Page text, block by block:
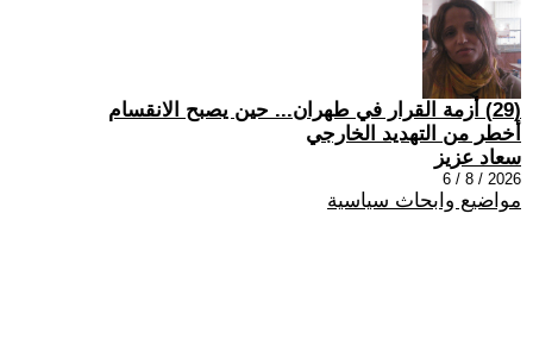
(29) أزمة القرار في طهران... حين يصبح الانقسام
أخطر من التهديد الخارجي
سعاد عزيز
2026 / 8 / 6
مواضيع وابحاث سياسية